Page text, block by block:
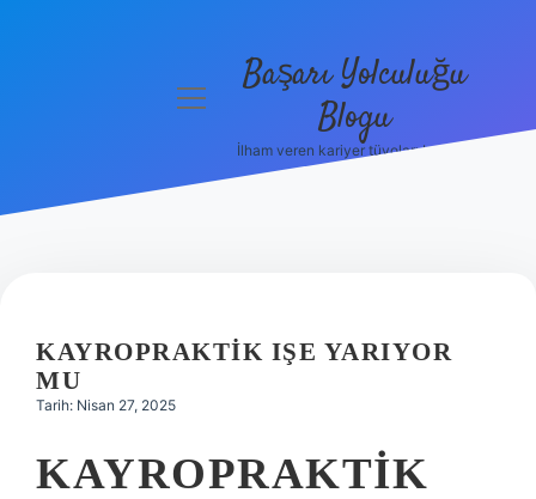
Hakkımızda
menüyüBaşarı Yolculuğu
Blogu
İlham veren kariyer tüyoları burada!
KAYROPRAKTIK IŞE YARIYOR
MU
Tarih: Nisan 27, 2025
KAYROPRAKTIK